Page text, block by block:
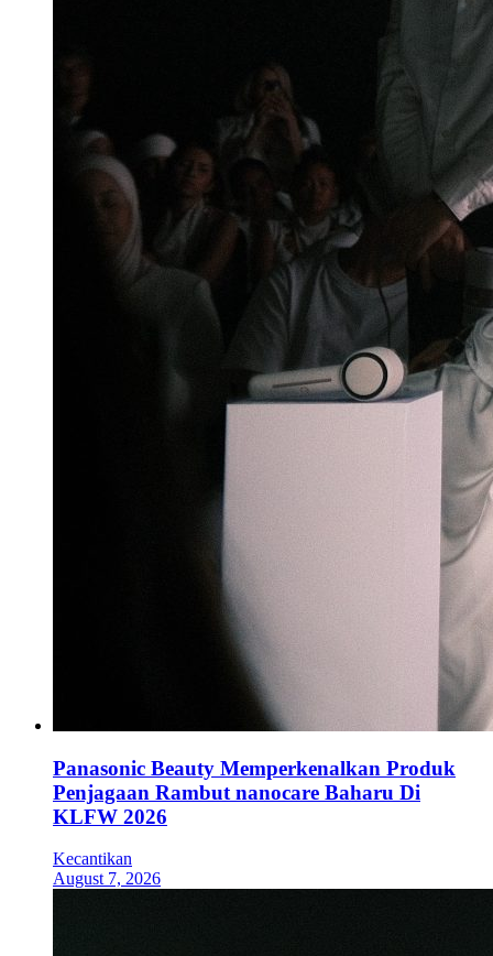
Panasonic Beauty Memperkenalkan Produk
Penjagaan Rambut nanocare Baharu Di
KLFW 2026
Kecantikan
August 7, 2026